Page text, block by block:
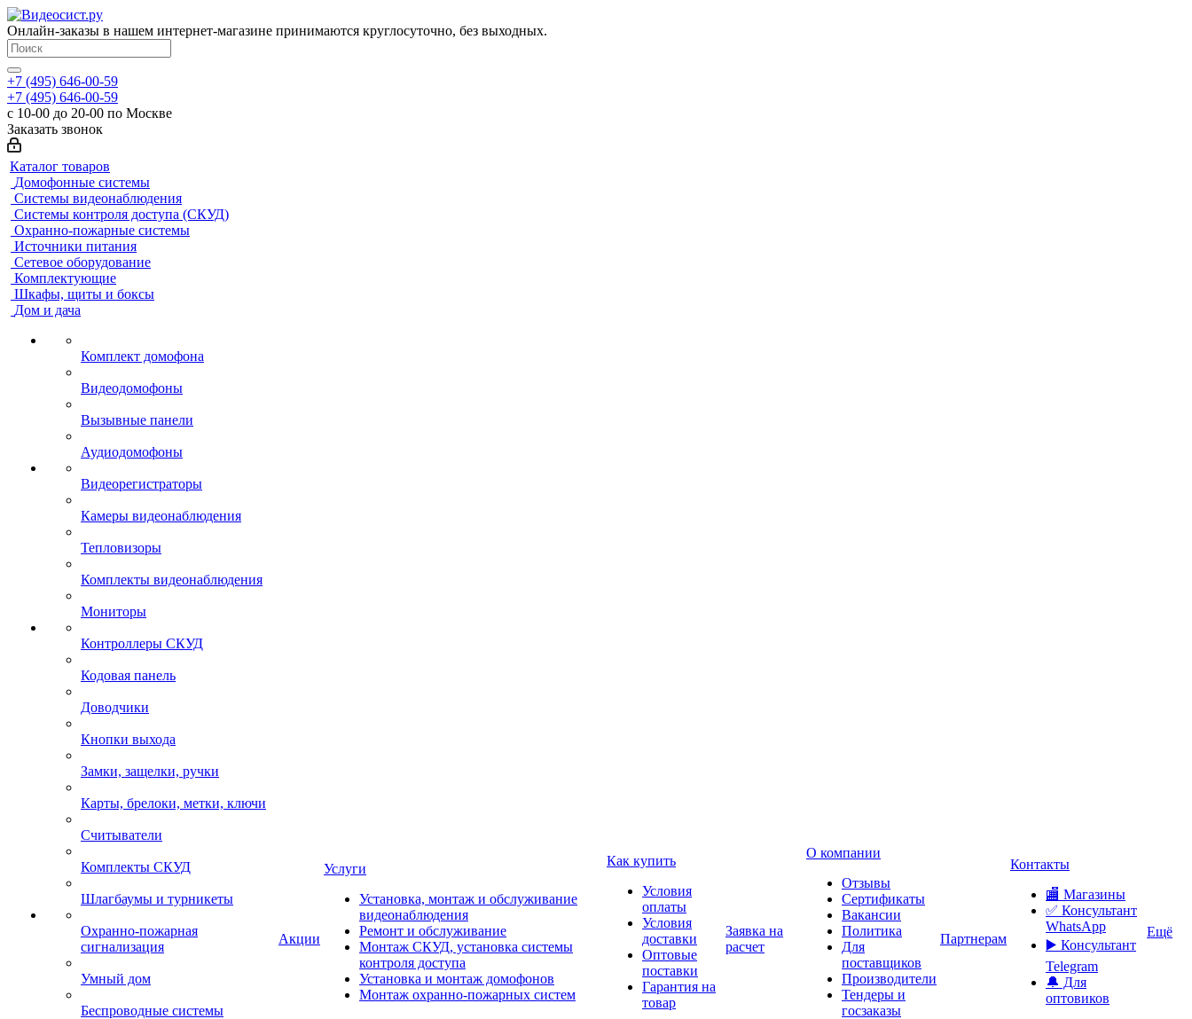
Онлайн-заказы в нашем интернет-магазине принимаются круглосуточно, без выходных.
+7 (495) 646-00-59
+7 (495) 646-00-59
с 10-00 до 20-00 по Москве
Заказать звонок
Каталог товаров
Домофонные системы
Системы видеонаблюдения
Системы контроля доступа (СКУД)
Охранно-пожарные системы
Источники питания
Сетевое оборудование
Комплектующие
Шкафы, щиты и боксы
Дом и дача
Комплект домофона
Видеодомофоны
Вызывные панели
Аудиодомофоны
Видеорегистраторы
Камеры видеонаблюдения
Тепловизоры
Комплекты видеонаблюдения
Мониторы
Контроллеры СКУД
Кодовая панель
Доводчики
Кнопки выхода
Замки, защелки, ручки
Карты, брелоки, метки, ключи
Считыватели
Комплекты СКУД
Шлагбаумы и турникеты
Охранно-пожарная
сигнализация
Умный дом
Беспроводные системы
Акции
Услуги
Установка, монтаж и обслуживание
видеонаблюдения
Ремонт и обслуживание
Монтаж СКУД, установка системы
контроля доступа
Установка и монтаж домофонов
Монтаж охранно-пожарных систем
Как купить
Условия
оплаты
Условия
доставки
Оптовые
поставки
Гарантия на
товар
Заявка на
расчет
О компании
Отзывы
Сертификаты
Вакансии
Политика
Для
поставщиков
Производители
Тендеры и
госзаказы
Партнерам
Контакты
🏬 Магазины
✅️ Консультант
WhatsApp
▶️ Консультант
Telegram
🔔 Для
оптовиков
Ещё